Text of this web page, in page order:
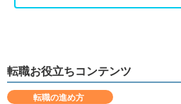
転職お役立ちコンテンツ
転職の進め方